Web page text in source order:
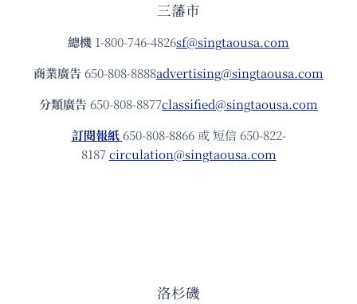
三藩市
總機 1-800-746-4826sf@singtaousa.com
商業廣告 650-808-8888advertising@singtaousa.com
分類廣告 650-808-8877classified@singtaousa.com
訂閱報紙 650-808-8866 或 短信 650-822-
8187circulation@singtaousa.com
洛杉磯